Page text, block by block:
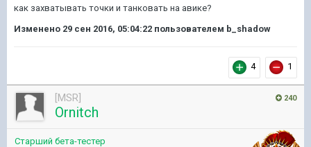
как захватывать точки и танковать на авике?
Изменено 29 сен 2016, 05:04:22 пользователем b_shadow
4 1
240
[MSR]
Ornitch
Старший бета-тестер